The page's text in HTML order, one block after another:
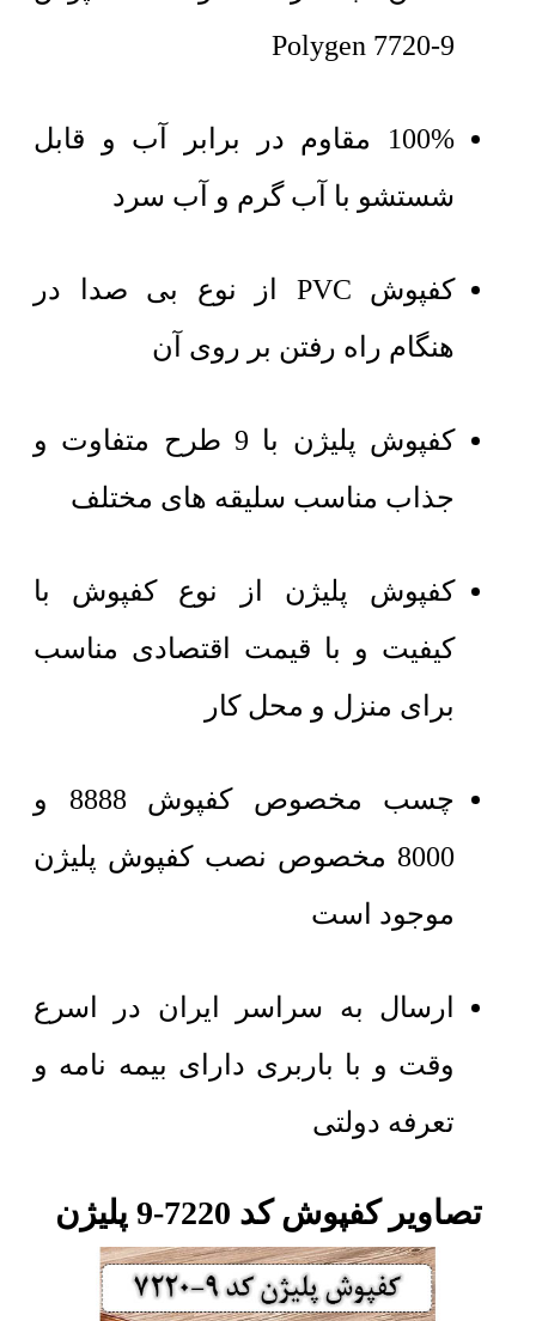
Polygen 7720-9
100% مقاوم در برابر آب و قابل
شستشو با آب گرم و آب سرد
کفپوش PVC از نوع بی صدا در
هنگام راه رفتن بر روی آن
کفپوش پلیژن با 9 طرح متفاوت و
جذاب مناسب سلیقه های مختلف
کفپوش پلیژن از نوع کفپوش با
کیفیت و با قیمت اقتصادی مناسب
برای منزل و محل کار
چسب مخصوص کفپوش 8888 و
8000 مخصوص نصب کفپوش پلیژن
موجود است
ارسال به سراسر ایران در اسرع
وقت و با باربری دارای بیمه نامه و
تعرفه دولتی
تصاویر کفپوش کد 7220-9 پلیژن